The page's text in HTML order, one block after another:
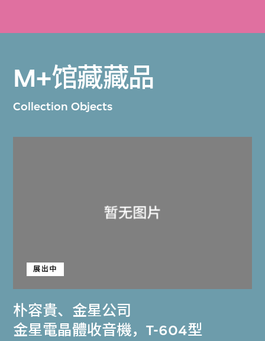
M+馆藏藏品
Collection Objects
朴容貴、 金星公司
展出中
金星電晶體收音機，T-604型